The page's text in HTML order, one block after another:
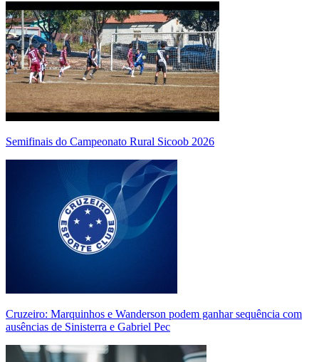
Semifinais do Campeonato Rural Sicoob 2026
Cruzeiro: Marquinhos e Wanderson podem ganhar sequência com
ausências de Sinisterra e Gabriel Pec